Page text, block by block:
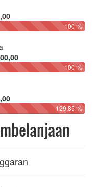
100 %
100 %
129.85 %